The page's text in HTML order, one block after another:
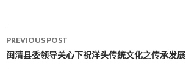
Post navigation
PREVIOUS POST
闽清县委领导关心下祝洋头传统文化之传承发展